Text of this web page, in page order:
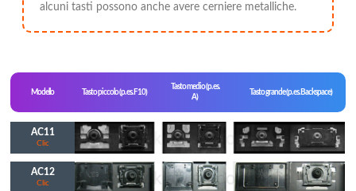
alcuni tasti possono anche avere cerniere metalliche.
Modello Tasto piccolo (p. es. F10)
Tasto medio (p. es.
A)
Tasto grande (p. es. Backspace)
AC11
Clic
AC12
Clic